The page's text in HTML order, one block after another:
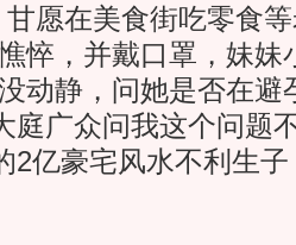
愿在美食街吃零食
悴，并戴口罩，妹妹
动静，问她是否在避
庭广众问我这个问题
2亿豪宅风水不利生